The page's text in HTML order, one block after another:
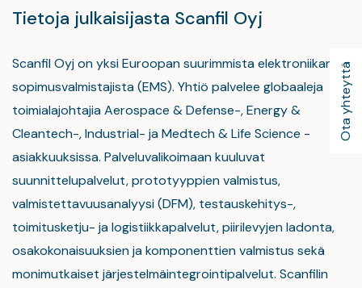
Ota yhteyttä
Tietoja julkaisijasta Scanfil Oyj
Scanfil Oyj on yksi Euroopan suurimmista elektroniikan
sopimusvalmistajista (EMS). Yhtiö palvelee globaaleja
toimialajohtajia Aerospace & Defense-, Energy &
Cleantech-, Industrial- ja Medtech & Life Science -
asiakkuuksissa. Palveluvalikoimaan kuuluvat
suunnittelupalvelut, prototyyppien valmistus,
valmistettavuusanalyysi (DFM), testauskehitys-,
toimitusketju- ja logistiikkapalvelut, piirilevyjen ladonta,
osakokonaisuuksien ja komponenttien valmistus sekä
monimutkaiset järjestelmäintegrointipalvelut. Scanfilin